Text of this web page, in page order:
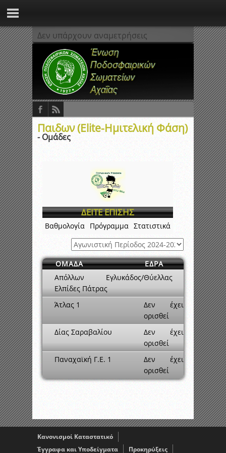
Δεν υπάρχουν αναμετρήσεις
Παιδων (Elite-Ημιτελική Φάση)
- Ομάδες
ΔΕΙΤΕ ΕΠΙΣΗΣ
Βαθμολογία Πρόγραμμα Στατιστικά
ΟΜΑΔΑ
ΕΔΡΑ
Απόλλων Εγλυκάδος/
Ελπίδες Πάτρας
Θύελλας
Άτλας 1
Δεν έχει
ορισθεί
Δίας Σαραβαλίου
Δεν έχει
ορισθεί
Παναχαϊκή Γ.Ε. 1
Δεν έχει
ορισθεί
Κανονισμοί Καταστατικό
Έγγραφα και Υποδείγματα
Προκηρύξεις